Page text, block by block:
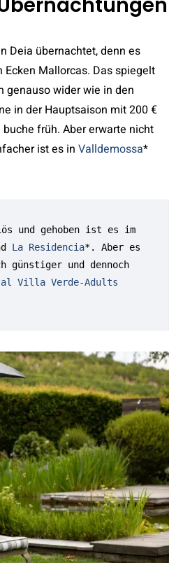
Deia übernachtet, denn es
Mallorcas. Das spiegelt
genauso wider wie in den
in der Hauptsaison mit 200 €
früh. Aber erwarte nicht
ist es in Valldemossa*
Richtig luxuriös und gehoben ist es im
La Residencia*. Aber es
günstiger und dennoch
Villa Verde-Adults